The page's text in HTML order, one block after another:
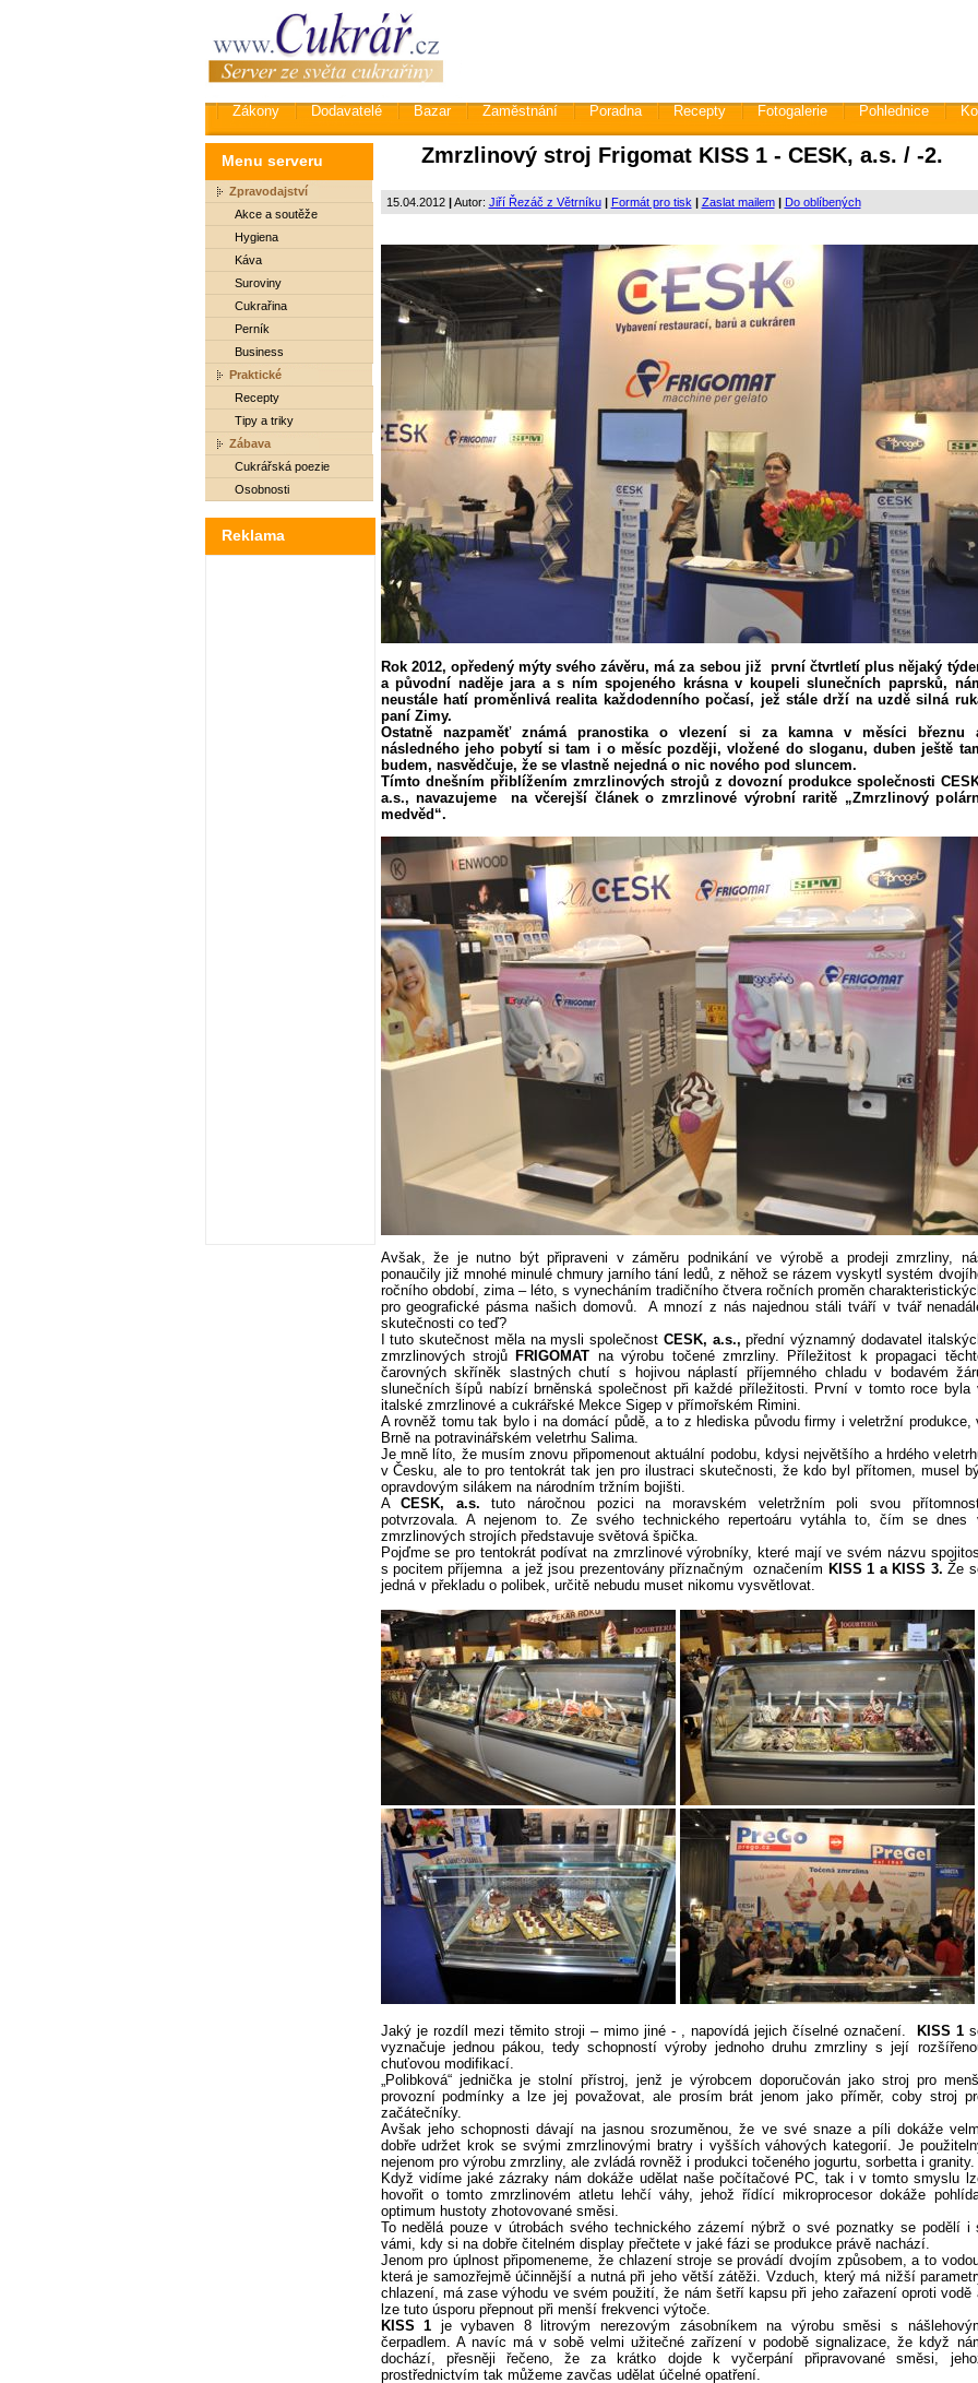
Zákony Dodavatelé Bazar Zaměstnání Poradna Recepty Fotogalerie Pohlednice
Menu serveru
Zpravodajství
Akce a soutěže
Hygiena
Káva
Suroviny
Cukrařina
Perník
Business
Praktické
Recepty
Tipy a triky
Zábava
Cukrářská poezie
Osobnosti
Reklama
Zmrzlinový stroj Frigomat KISS 1 - CESK, a.s. / -2.
15.04.2012 |Autor: Jiří Řezáč z Větrníku | Formát pro tisk | Zaslat mailem | Do oblíbených
Rok 2012, opředený mýty svého závěru, má za sebou již první čtvrtletí plus nějaký
a původní naděje jara a s ním spojeného krásna v koupeli slunečních paprsků,
neustále hatí proměnlivá realita každodenního počasí, jež stále drží na uzdě silná
paní Zimy.
Ostatně nazpaměť známá pranostika o vlezení si za kamna v měsíci březnu
následného jeho pobytí si tam i o měsíc později, vložené do sloganu, duben ještě
budem, nasvědčuje, že se vlastně nejedná o nic nového pod sluncem.
Tímto dnešním přiblížením zmrzlinových strojů z dovozní produkce společnosti
a.s., navazujeme na včerejší článek o zmrzlinové výrobní raritě „Zmrzlinový
medvěd“.
Avšak, že je nutno být připraveni v záměru podnikání ve výrobě a prodeji zmrzliny,
ponaučily již mnohé minulé chmury jarního tání ledů, z něhož se rázem vyskytl systém
ročního období, zima – léto, s vynecháním tradičního čtvera ročních proměn
pro geografické pásma našich domovů. A mnozí z nás najednou stáli tváří v tvář
skutečnosti co teď?
I tuto skutečnost měla na mysli společnost CESK, a.s., přední významný dodavatel
zmrzlinových strojů FRIGOMAT na výrobu točené zmrzliny. Příležitost k propagaci
čarovných skříněk slastných chutí s hojivou náplastí příjemného chladu v bodavém
slunečních šípů nabízí brněnská společnost při každé příležitosti. První v tomto roce byla
italské zmrzlinové a cukrářské Mekce Sigep v přímořském Rimini.
A rovněž tomu tak bylo i na domácí půdě, a to z hlediska původu firmy i veletržní produkce,
Brně na potravinářském veletrhu Salima.
Je mně líto, že musím znovu připomenout aktuální podobu, kdysi největšího a hrdého
v Česku, ale to pro tentokrát tak jen pro ilustraci skutečnosti, že kdo byl přítomen, musel
opravdovým silákem na národním tržním bojišti.
ACESK, a.s. tuto náročnou pozici na moravském veletržním poli svou
potvrzovala. A nejenom to. Ze svého technického repertoáru vytáhla to, čím se dnes
zmrzlinových strojích představuje světová špička.
Pojďme se pro tentokrát podívat na zmrzlinové výrobníky, které mají ve svém názvu
s pocitem příjemna a jež jsou prezentovány příznačným označením KISS 1 a KISS 3. Že
jedná v překladu o polibek, určitě nebudu muset nikomu vysvětlovat.
Jaký je rozdíl mezi těmito stroji – mimo jiné - , napovídá jejich číselné označení. KISS 1
vyznačuje jednou pákou, tedy schopností výroby jednoho druhu zmrzliny s její
chuťovou modifikací.
„Polibková“ jednička je stolní přístroj, jenž je výrobcem doporučován jako stroj pro
provozní podmínky a lze jej považovat, ale prosím brát jenom jako příměr, coby stroj
začátečníky.
Avšak jeho schopnosti dávají na jasnou srozuměnou, že ve své snaze a píli dokáže
dobře udržet krok se svými zmrzlinovými bratry i vyšších váhových kategorií. Je
nejenom pro výrobu zmrzliny, ale zvládá rovněž i produkci točeného jogurtu, sorbetta i granity.
Když vidíme jaké zázraky nám dokáže udělat naše počítačové PC, tak i v tomto smyslu
hovořit o tomto zmrzlinovém atletu lehčí váhy, jehož řídící mikroprocesor dokáže
optimum hustoty zhotovované směsi.
To nedělá pouze v útrobách svého technického zázemí nýbrž o své poznatky se podělí i
vámi, kdy si na dobře čitelném display přečtete v jaké fázi se produkce právě nachází.
Jenom pro úplnost připomeneme, že chlazení stroje se provádí dvojím způsobem, a to
která je samozřejmě účinnější a nutná při jeho větší zátěži. Vzduch, který má nižší
chlazení, má zase výhodu ve svém použití, že nám šetří kapsu při jeho zařazení oproti vodě
lze tuto úsporu přepnout při menší frekvenci výtoče.
KISS 1 je vybaven 8 litrovým nerezovým zásobníkem na výrobu směsi s
čerpadlem. A navíc má v sobě velmi užitečné zařízení v podobě signalizace, že když
dochází, přesněji řečeno, že za krátko dojde k vyčerpání připravované směsi,
prostřednictvím tak můžeme zavčas udělat účelné opatření.